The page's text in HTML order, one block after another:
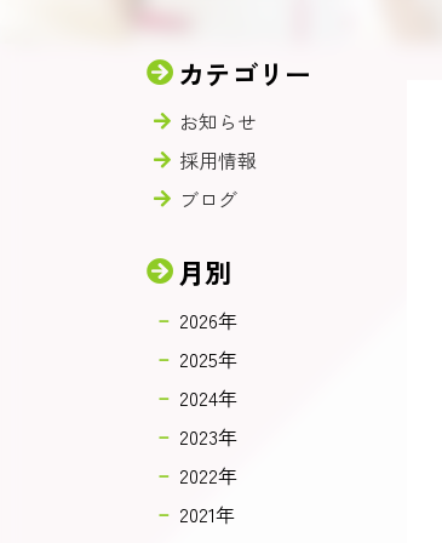
カテゴリー
お知らせ
採用情報
ブログ
月別
2026年
2025年
2024年
2023年
2022年
2021年